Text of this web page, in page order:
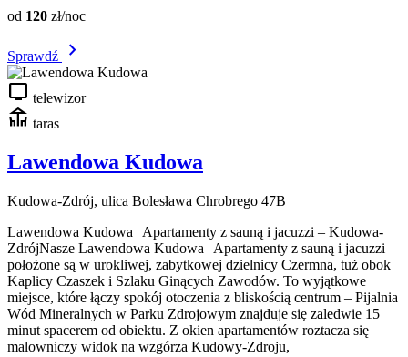
od 120 zł/noc
Sprawdź
chevron_right
tv telewizor
deck taras
Lawendowa Kudowa
Kudowa-Zdrój, ulica Bolesława Chrobrego 47B
Lawendowa Kudowa | Apartamenty z sauną i jacuzzi – Kudowa-
ZdrójNasze Lawendowa Kudowa | Apartamenty z sauną i jacuzzi
położone są w urokliwej, zabytkowej dzielnicy Czermna, tuż obok
Kaplicy Czaszek i Szlaku Ginących Zawodów. To wyjątkowe
miejsce, które łączy spokój otoczenia z bliskością centrum – Pijalnia
Wód Mineralnych w Parku Zdrojowym znajduje się zaledwie 15
minut spacerem od obiektu. Z okien apartamentów roztacza się
malowniczy widok na wzgórza Kudowy-Zdroju,